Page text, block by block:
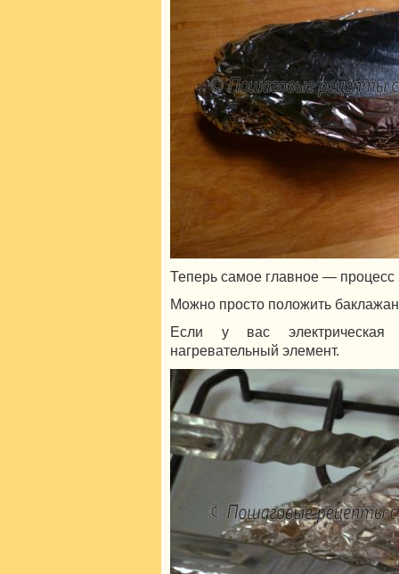
Теперь самое главное — процесс
Можно просто положить баклажан
Если у вас
нагревательный элемент.